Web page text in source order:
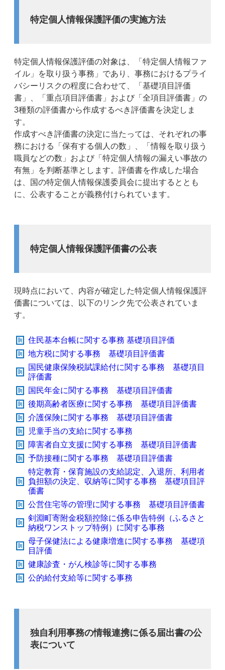
特定個人情報保護評価の実施方法
特定個人情報保護評価の対象は、「特定個人情報ファ
イル」を取り扱う事務」であり、事務におけるプライ
バシーリスクの程度に合わせて、「基礎項目評価
書」、「重点項目評価書」および「全項目評価書」の
3種類の評価書から作成するべき評価書を決定しま
す。
作成すべき評価書の決定に当たっては、それぞれの事
務における「保有する個人の数」、「情報を取り扱う
職員などの数」および「特定個人情報の漏えい事故の
有無」を判断基準とします。評価書を作成した場合
は、国の特定個人情報保護委員会に提出するととも
に、公表することが義務付けられています。
特定個人情報保護評価書の公表
現時点において、内容が確定した特定個人情報保護評
価書については、以下のリンク先で公表されていま
す。
住民基本台帳に関する事務 基礎項目評価
地方税に関する事務 基礎項目評価書
国民健康保険税賦課給付に関する事務 基礎項目
評価書
国民年金に関する事務 基礎項目評価書
後期高齢者医療に関する事務 基礎項目評価書
介護保険に関する事務 基礎項目評価書
児童手当の支給に関する事務
障害者自立支援に関する事務 基礎項目評価書
予防接種に関する事務 基礎項目評価書
特定教育・保育施設の支給認定、入退所、利用者
負担額の決定、収納等に関する事務 基礎項目評
価書
公営住宅等の管理に関する事務 基礎項目評価書
剣淵町寄附金税額控除に係る申告特例（ふるさと
納税ワンストップ特例）に関する事務
母子保健法による健康増進に関する事務 基礎項
目評価
健康診査・がん検診等に関する事務
公的給付支給等に関する事務
独自利用事務の情報連携に係る届出書の公
表について